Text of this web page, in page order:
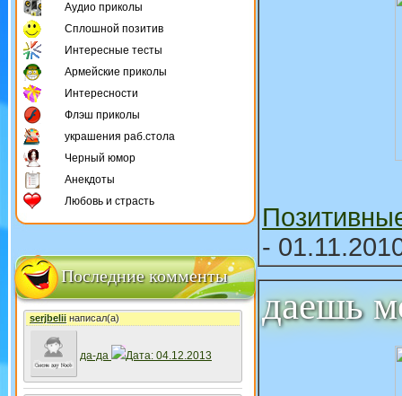
Аудио приколы
Сплошной позитив
Интересные тесты
Армейские приколы
Интересности
Флэш приколы
украшения раб.стола
Черный юмор
Анекдоты
Любовь и страсть
Последние комменты
serjbeliiнаписал(а)
да-да Дата: 04.12.2013
-
даешь